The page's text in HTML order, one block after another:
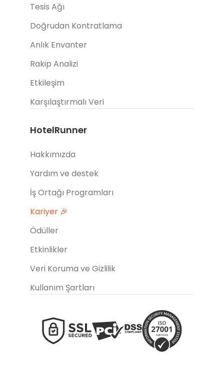
Tesis Ağı
Doğrudan Kontratlama
Anlık Envanter
Rakip Analizi
Etkileşim
Karşılaştırmalı Veri
HotelRunner
Hakkımızda
Yardım ve destek
İş Ortağı Programları
Kariyer 🎉
Ödüller
Etkinlikler
Veri Koruma ve Gizlilik
Kullanım Şartları